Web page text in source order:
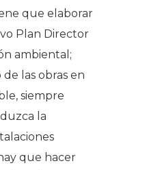
que elaborar
Plan Director
ambiental;
las obras en
siempre
la
que hacer